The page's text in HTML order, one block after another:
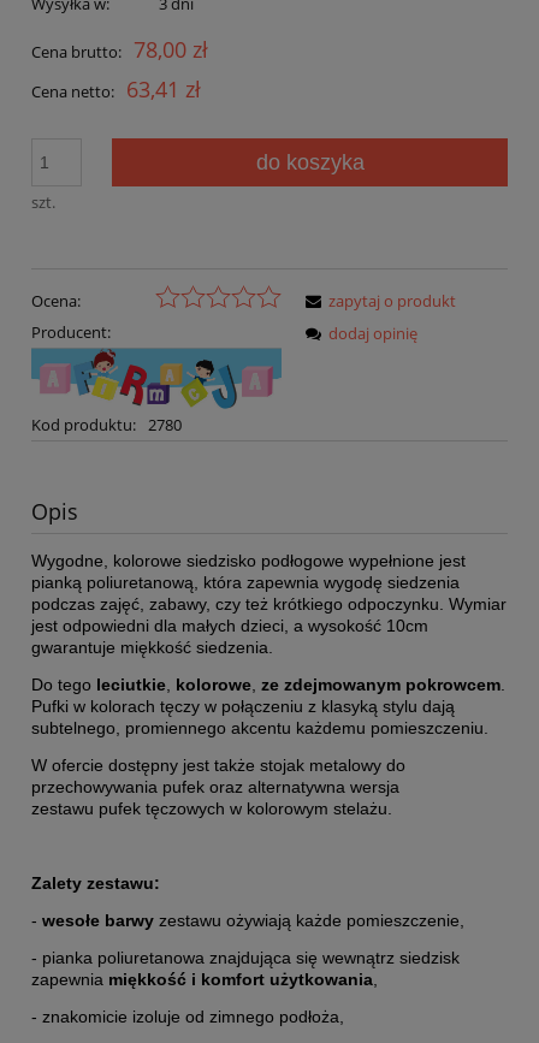
Cena brutto: 78,00 zł
Cena netto: 63,41 zł
szt.
do koszyka
Ocena:
Producent:
Kod produktu: 2780
zapytaj o produkt
dodaj opinię
Opis
Wygodne, kolorowe siedzisko podłogowe wypełnione jest
pianką poliuretanową, która zapewnia wygodę siedzenia
podczas zajęć, zabawy, czy też krótkiego odpoczynku. Wymiar
jest odpowiedni dla małych dzieci, a wysokość 10cm
gwarantuje miękkość siedzenia.
Do tego leciutkie, kolorowe, ze zdejmowanym pokrowcem.
Pufki w kolorach tęczy w połączeniu z klasyką stylu dają
subtelnego, promiennego akcentu każdemu pomieszczeniu.
W ofercie dostępny jest także stojak metalowy do
przechowywania pufek oraz alternatywna wersja
zestawu pufek tęczowych w kolorowym stelażu.
Zalety zestawu:
- wesołe barwy zestawu ożywiają każde pomieszczenie,
- pianka poliuretanowa znajdująca się wewnątrz siedzisk
zapewnia miękkość i komfort użytkowania,
- znakomicie izoluje od zimnego podłoża,